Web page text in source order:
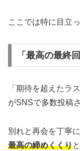
ここでは特に目立
「最高の最終
「期待を超えたラ
がSNSで多数投稿
別れと再会を丁寧
最高の締めくくり